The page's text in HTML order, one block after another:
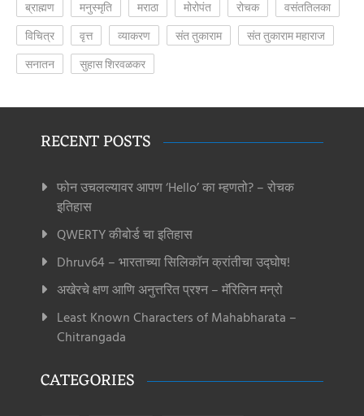
ब्राह्मण
मनुस्मृति मराठा मोरोपंत रोचक
वसंततिलका
विचित्र
वृत्त व्याकरण संत तुकाराम
संत तुकाराम महाराज
सनातन
सुहास शिरवळकर
RECENT POSTS
फोन उचलल्यावर आपण ‘Hello’ का म्हणतो? – रोचक
इतिहास
QWERTY कीबोर्ड चा इतिहास
Dhruv64 – भारताच्या सिलिकॉन क्रांतीचा उद्घोष!
अखेरचे क्षण आणि अनुत्तरित प्रश्न – मॅरिलिन मन्रो
Least Known Characters of Mahabharata –
Chitrangada
CATEGORIES